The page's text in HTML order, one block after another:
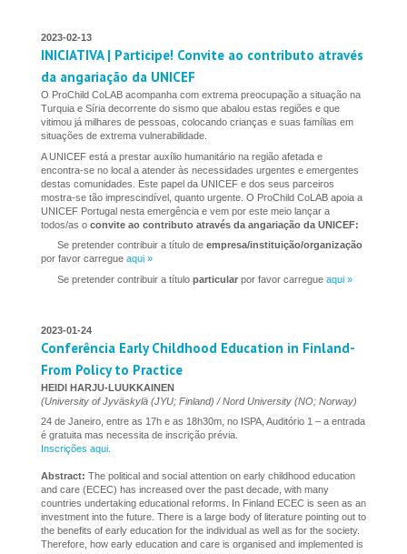
2023-02-13
INICIATIVA | Participe! Convite ao contributo através
da angariação da UNICEF
O ProChild CoLAB acompanha com extrema preocupação a situação na
Turquia e Síria decorrente do sismo que abalou estas regiões e que
vitimou já milhares de pessoas, colocando crianças e suas famílias em
situações de extrema vulnerabilidade.
A UNICEF está a prestar auxílio humanitário na região afetada e
encontra-se no local a atender às necessidades urgentes e emergentes
destas comunidades. Este papel da UNICEF e dos seus parceiros
mostra-se tão imprescindível, quanto urgente. O ProChild CoLAB apoia a
UNICEF Portugal nesta emergência e vem por este meio lançar a
todos/as o convite ao contributo através da angariação da UNICEF:
Se pretender contribuir a título de empresa/instituição/organização
por favor carregue aqui »
Se pretender contribuir a título particular por favor carregue aqui »
2023-01-24
Conferência Early Childhood Education in Finland-
From Policy to Practice
HEIDI HARJU-LUUKKAINEN
(University of Jyväskylä (JYU; Finland) / Nord University (NO; Norway)
24 de Janeiro, entre as 17h e as 18h30m, no ISPA, Auditório 1 – a entrada
é gratuita mas necessita de inscrição prévia.
Inscrições aqui.
Abstract: The political and social attention on early childhood education
and care (ECEC) has increased over the past decade, with many
countries undertaking educational reforms. In Finland ECEC is seen as an
investment into the future. There is a large body of literature pointing out to
the benefits of early education for the individual as well as for the society.
Therefore, how early education and care is organised and implemented is